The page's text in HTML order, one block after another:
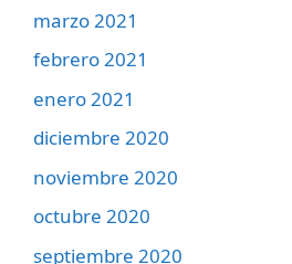
marzo 2021
febrero 2021
enero 2021
diciembre 2020
noviembre 2020
octubre 2020
septiembre 2020